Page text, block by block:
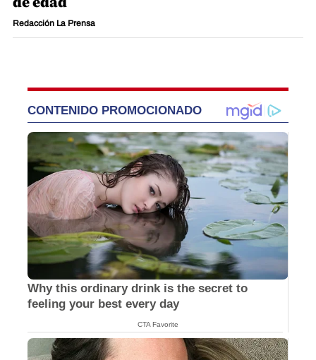
Redacción La Prensa
CONTENIDO PROMOCIONADO
Why this ordinary drink is the secret to
feeling your best every day
CTA Favorite